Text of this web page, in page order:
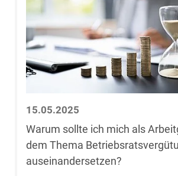
Marc Dümenil
Boris Dürr
Dr. Walter Eberl
Beliardis Ehlert-
Gasde
15.05.2025
Warum sollte ich mich als
dem Thema
auseinandersetzen?